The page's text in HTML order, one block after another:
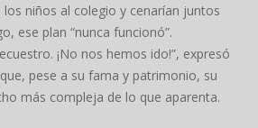
niños al colegio y cenarían juntos
ese plan “nunca funcionó”.
¡No nos hemos ido!”, expresó
pese a su fama y patrimonio, su
más compleja de lo que aparenta.